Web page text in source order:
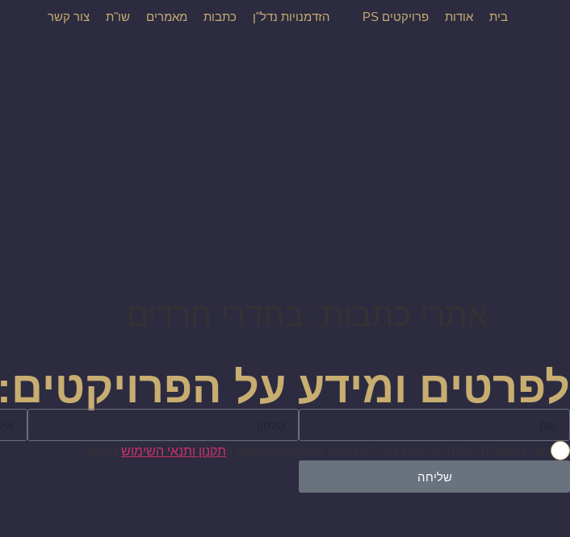
בית אודות פרויקטים PS הזדמנויות נדל"ן כתבות מאמרים שו"ת צור קשר
לפרטים ומידע על הפרויקטים:
תקנון ותנאי השימוש
שליחה